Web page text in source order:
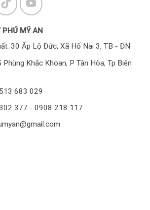
PHÚ MỸ AN
30 Ấp Lộ Đức, Xã Hố Nai 3, TB - ĐN
Khắc Khoan, P Tân Hòa, Tp Biên
683 029
377 - 0908 218 117